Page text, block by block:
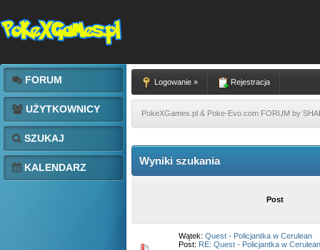
FORUM
UŻYTKOWNICY
SZUKAJ
KALENDARZ
Logowanie » Rejestracja
PokeXGames.pl & Poke-Evo.com FORUM by
Wyniki szukania
Post
Wątek: Quest - Policjantka w Cerulean
Post: RE: Quest - Policjantka w Cerulean